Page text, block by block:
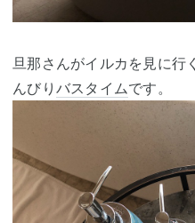
旦那さんがイルカを見に行
んびり バスタイムです。